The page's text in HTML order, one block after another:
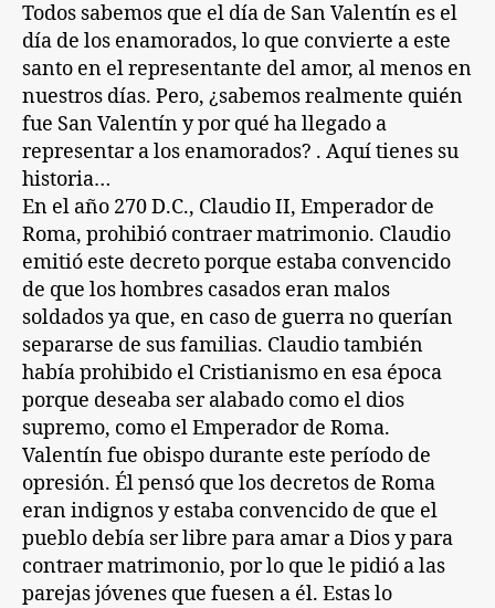
Todos sabemos que el día de San Valentín es el
día de los enamorados, lo que convierte a este
santo en el representante del amor, al menos en
nuestros días. Pero, ¿sabemos realmente quién
fue San Valentín y por qué ha llegado a
representar a los enamorados? . Aquí tienes su
historia…
En el año 270 D.C., Claudio II, Emperador de
Roma, prohibió contraer matrimonio. Claudio
emitió este decreto porque estaba convencido
de que los hombres casados eran malos
soldados ya que, en caso de guerra no querían
separarse de sus familias. Claudio también
había prohibido el Cristianismo en esa época
porque deseaba ser alabado como el dios
supremo, como el Emperador de Roma.
Valentín fue obispo durante este período de
opresión. Él pensó que los decretos de Roma
eran indignos y estaba convencido de que el
pueblo debía ser libre para amar a Dios y para
contraer matrimonio, por lo que le pidió a las
parejas jóvenes que fuesen a él. Estas lo